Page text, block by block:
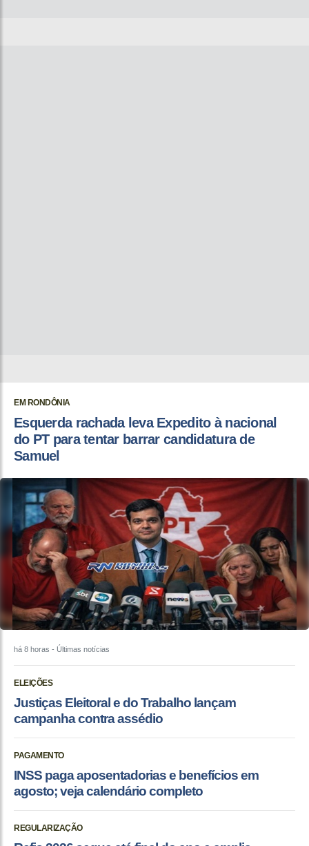
EM RONDÔNIA
Esquerda rachada leva Expedito à nacional
do PT para tentar barrar candidatura de
Samuel
há 8 horas - Últimas notícias
ELEIÇÕES
Justiças Eleitoral e do Trabalho lançam
campanha contra assédio
PAGAMENTO
INSS paga aposentadorias e benefícios em
agosto; veja calendário completo
REGULARIZAÇÃO